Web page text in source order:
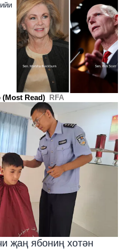
(Most Read) RFA
җаң ябониң хотән